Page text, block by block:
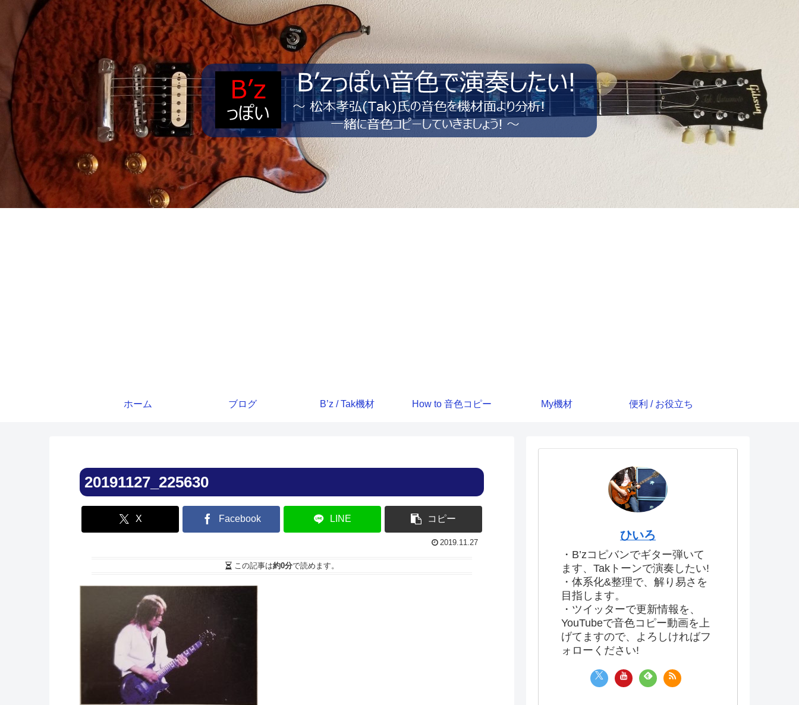
ホーム ブログ B’z / Tak機材 How to 音色コピー My機材 便利 / お役立ち
20191127_225630
X Facebook LINE コピー
2019.11.27
この記事は約0分で読めます。
ひいろ
・B’zコピバンでギター弾いて
ます、Takトーンで演奏したい!
・体系化&整理で、解り易さを
目指します。
・ツイッターで更新情報を、
YouTubeで音色コピー動画を上
げてますので、よろしければフ
ォローください!